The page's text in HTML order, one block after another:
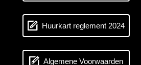
Huurkart reglement 2024
Algemene Voorwaarden